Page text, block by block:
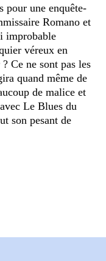
pour une enquête-
Romano et
improbable
véreux en
Ce ne sont pas les
quand même de
de malice et
Le Blues du
son pesant de